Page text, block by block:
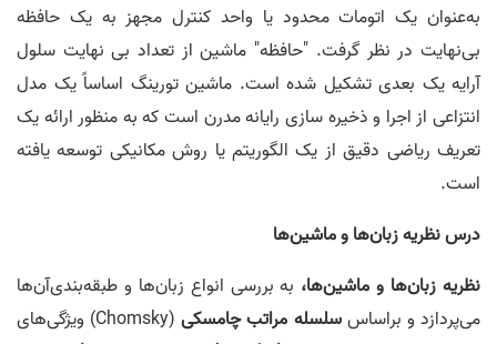
به‌عنوان یک اتومات محدود یا واحد کنترل مجهز به یک حافظه
بی‌نهایت در نظر گرفت. "حافظه" ماشین از تعداد بی نهایت سلول
آرایه یک بعدی تشکیل شده است. ماشین تورینگ اساساً یک مدل
انتزاعی از اجرا و ذخیره سازی رایانه مدرن است که به منظور ارائه یک
تعریف ریاضی دقیق از یک الگوریتم یا روش مکانیکی توسعه یافته
است.
درس نظریه زبان‌ها و ماشین‌ها
نظریه زبان‌ها و ماشین‌ها، به بررسی انواع زبان‌ها و طبقه‌بندی‌آن‌ها
می‌پردازد و براساسسلسله مراتب چامسکی
(Chomsky) ویژگی‌های